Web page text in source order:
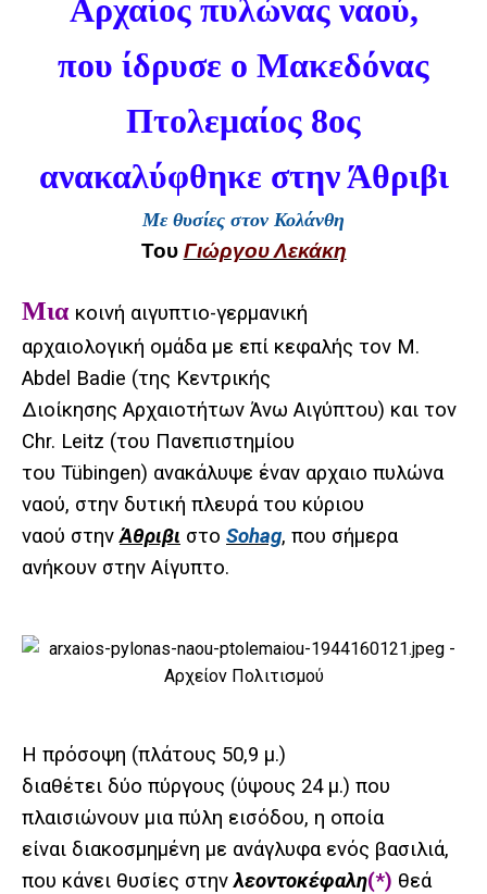
Αρχαίος πυλώνας ναού,
που ίδρυσε ο Μακεδόνας
Πτολεμαίος 8ος
ανακαλύφθηκε στην Άθριβι
Με θυσίες στον Κολάνθη
Του Γιώργου Λεκάκη
Μια κοινή αιγυπτιο-γερμανική
αρχαιολογική ομάδα με επί κεφαλής τον M.
Abdel Badie (της Κεντρικής
Διοίκησης Αρχαιοτήτων Άνω Αιγύπτου) και τον
Chr. Leitz (του Πανεπιστημίου
του Tübingen) ανακάλυψε έναν αρχαιο πυλώνα
ναού, στην δυτική πλευρά του κύριου
ναού στηνΆθριβι στο Sohag, που σήμερα
ανήκουν στην Αίγυπτο.
Η πρόσοψη (πλάτους 50,9 μ.)
διαθέτει δύο πύργους (ύψους 24 μ.) που
πλαισιώνουν μια πύλη εισόδου, η οποία
είναι διακοσμημένη με ανάγλυφα ενός βασιλιά,
που κάνει θυσίες στηνλεοντοκέφαλη(*) θεά